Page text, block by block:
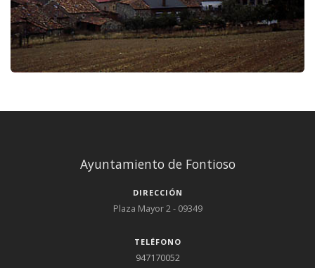
Ayuntamiento de Fontioso
DIRECCIÓN
Plaza Mayor 2 - 09349
TELÉFONO
947170052